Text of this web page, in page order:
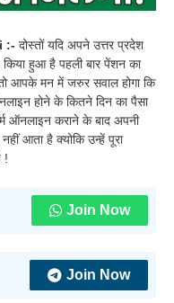
:- दोस्तों यदि अपने उत्तर प्रदेश
हुआ है पहली बार पेंशन का
आपके मन में जरुर सवाल होगा कि
होने के कितने दिन का पैसा
ऑनलाइन कराने के बाद अपनी
आता है क्योकि उन्हें पूरा
!
Join Now
Join Now